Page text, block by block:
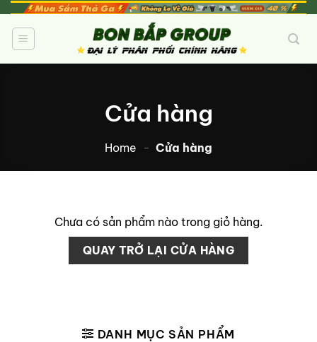
qua
dung
Cửa hàng
Home - Cửa hàng
Chưa có sản phẩm nào trong giỏ hàng.
QUAY TRỞ LẠI CỬA HÀNG
DANH MỤC SẢN PHẨM